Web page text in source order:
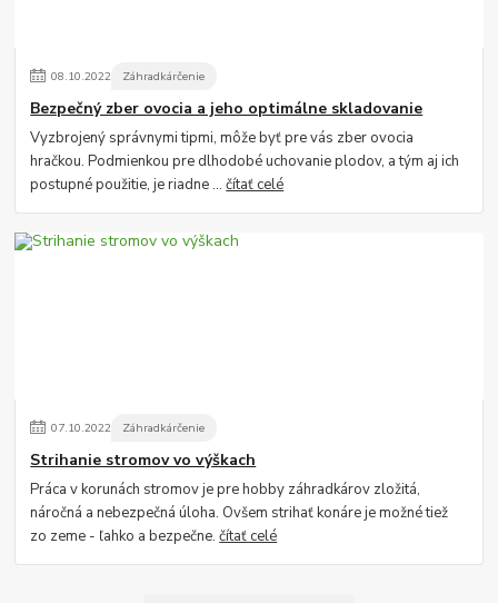
08.10.2022 Záhradkárčenie
Bezpečný zber ovocia a jeho optimálne skladovanie
Vyzbrojený správnymi tipmi, môže byť pre vás zber ovocia
hračkou. Podmienkou pre dlhodobé uchovanie plodov, a tým aj ich
postupné použitie, je riadne ...čítať celé
07.10.2022 Záhradkárčenie
Strihanie stromov vo výškach
Práca v korunách stromov je pre hobby záhradkárov zložitá,
náročná a nebezpečná úloha. Ovšem strihať konáre je možné tiež
zo zeme - ľahko a bezpečne.čítať celé